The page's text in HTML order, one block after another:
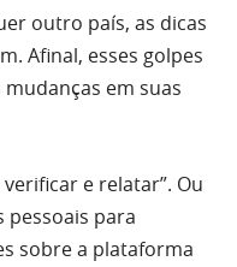
outro país, as dicas
Afinal, esses golpes
em suas
e relatar”. Ou
pessoais para
sobre a plataforma